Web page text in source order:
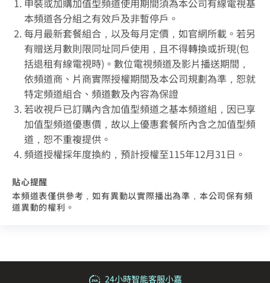
申裝或加購加值型頻道使用期間須為本公司有線電視基
本頻道各分組之有效戶及非暫停戶。
每月最新套餐組合，以及每月定價，如官網所載。若另
有贈送月數則限同址同戶使用，且不得轉換或折現(包
括退租有線電視時)。數位電視頻道及影片播送期間，
依頻道商、片商實際授權期間及本公司規劃為準，恕就
特定頻道組合、頻道數及內容為保證
若收視戶已訂購內含加值型頻道之基本頻道組，因已享
加值型頻道優惠價，故以上優惠套餐所內含之加值型頻
道，恕不重複提供。
頻道授權採年度換約，預計授權至115年12月31日。
貼心提醒
本頻道表僅供參考，如有異動以實際播出為準，本公司保有頻
道異動的權利。
24小時智能客服小嘉